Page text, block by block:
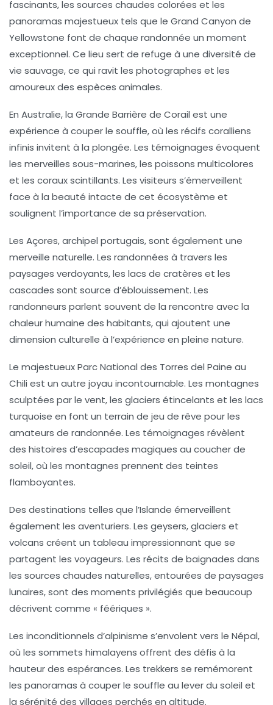
fascinants, les sources chaudes colorées et les
panoramas majestueux tels que le Grand Canyon de
Yellowstone font de chaque randonnée un moment
exceptionnel. Ce lieu sert de refuge à une diversité de
vie sauvage, ce qui ravit les photographes et les
amoureux des espèces animales.
En Australie, la Grande Barrière de Corail est une
expérience à couper le souffle, où les récifs coralliens
infinis invitent à la plongée. Les témoignages évoquent
les merveilles sous-marines, les poissons multicolores
et les coraux scintillants. Les visiteurs s’émerveillent
face à la beauté intacte de cet écosystème et
soulignent l’importance de sa préservation.
Les Açores, archipel portugais, sont également une
merveille naturelle. Les randonnées à travers les
paysages verdoyants, les lacs de cratères et les
cascades sont source d’éblouissement. Les
randonneurs parlent souvent de la rencontre avec la
chaleur humaine des habitants, qui ajoutent une
dimension culturelle à l’expérience en pleine nature.
Le majestueuxParc National des Torres del Paine au
Chili est un autre joyau incontournable. Les montagnes
sculptées par le vent, les glaciers étincelants et les lacs
turquoise en font un terrain de jeu de rêve pour les
amateurs de randonnée. Les témoignages révèlent
des histoires d’escapades magiques au coucher de
soleil, où les montagnes prennent des teintes
flamboyantes.
Des destinations telles que l’Islande émerveillent
également les aventuriers. Les geysers, glaciers et
volcans créent un tableau impressionnant que se
partagent les voyageurs. Les récits de baignades dans
les sources chaudes naturelles, entourées de paysages
lunaires, sont des moments privilégiés que beaucoup
décrivent comme « féériques ».
Les inconditionnels d’alpinisme s’envolent vers le Népal,
où les sommets himalayens offrent des défis à la
hauteur des espérances. Les trekkers se remémorent
les panoramas à couper le souffle au lever du soleil et
la sérénité des villages perchés en altitude.